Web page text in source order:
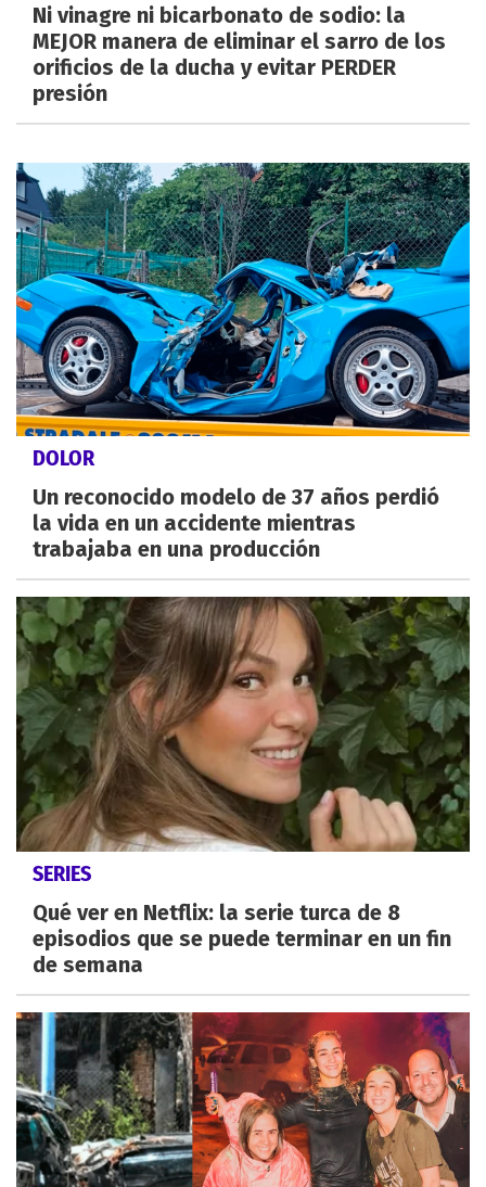
Ni vinagre ni bicarbonato de sodio: la
MEJOR manera de eliminar el sarro de los
orificios de la ducha y evitar PERDER
presión
DOLOR
Un reconocido modelo de 37 años perdió
la vida en un accidente mientras
trabajaba en una producción
SERIES
Qué ver en Netflix: la serie turca de 8
episodios que se puede terminar en un fin
de semana